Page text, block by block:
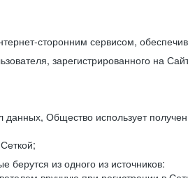
сторонним сервисом,
зарегистрированного на
Общество использует
берутся из одного из источников: